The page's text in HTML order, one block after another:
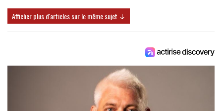
Afficher plus d'articles sur le même sujet ↓